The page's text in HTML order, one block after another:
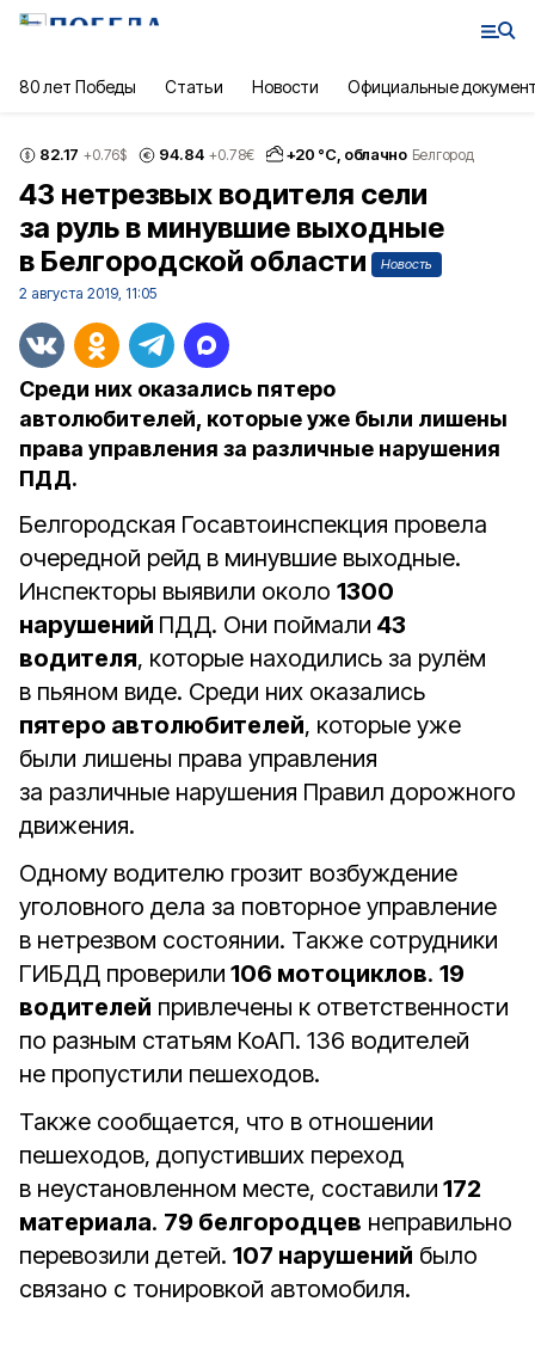
80 лет Победы Статьи Новости Официальные
82.17 +0.76$ 94.84 +0.78€ +20 °С, облачно Белгород
43 нетрезвых водителя сели
за руль в минувшие выходные
в Белгородской области
Новость
2 августа 2019, 11:05
Среди них оказались пятеро
автолюбителей, которые уже были лишены
права управления за различные нарушения
ПДД.
Белгородская Госавтоинспекция провела
очередной рейд в минувшие выходные.
Инспекторы выявили около 1300
нарушений ПДД. Они поймали 43
водителя, которые находились за рулём
в пьяном виде. Среди них оказались
пятеро автолюбителей, которые уже
были лишены права управления
за различные нарушения Правил дорожного
движения.
Одному водителю грозит возбуждение
уголовного дела за повторное управление
в нетрезвом состоянии. Также сотрудники
ГИБДД проверили 106 мотоциклов. 19
водителей привлечены к ответственности
по разным статьям КоАП. 136 водителей
не пропустили пешеходов.
Также сообщается, что в отношении
пешеходов, допустивших переход
в неустановленном месте, составили 172
материала. 79 белгородцев неправильно
перевозили детей. 107 нарушений было
связано с тонировкой автомобиля.